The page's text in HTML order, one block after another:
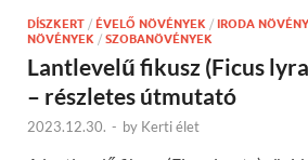
DÍSZKERT / ÉVELŐ NÖVÉNYEK / IRODA
NÖVÉNYEK / SZOBANÖVÉNYEK
Lantlevelű fikusz (Ficus
– részletes útmutató
2023.12.30. - by Kerti élet